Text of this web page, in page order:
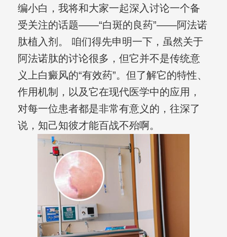
编小白，我将和大家一起深入讨论一个备
受关注的话题——“白斑的良药”——阿法诺
肽植入剂。 咱们得先申明一下，虽然关于
阿法诺肽的讨论很多，但它并不是传统意
义上白癜风的“有效药”。但了解它的特性、
作用机制，以及它在现代医学中的应用，
对每一位患者都是非常有意义的，往深了
说，知己知彼才能百战不殆啊。